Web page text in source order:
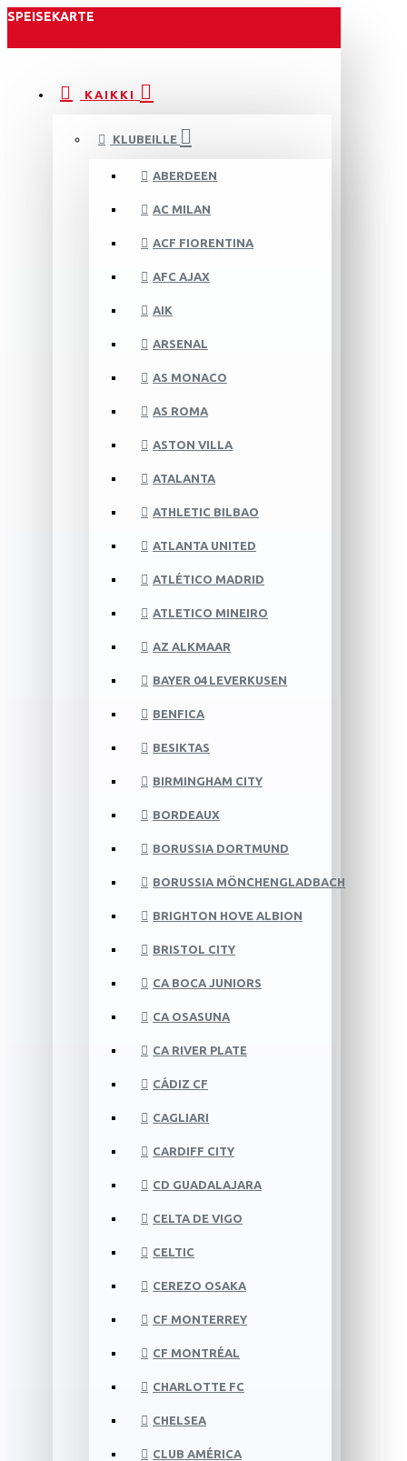
SPEISEKARTE
KAIKKI
KLUBEILLE
ABERDEEN
AC MILAN
ACF FIORENTINA
AFC AJAX
AIK
ARSENAL
AS MONACO
AS ROMA
ASTON VILLA
ATALANTA
ATHLETIC BILBAO
ATLANTA UNITED
ATLÉTICO MADRID
ATLETICO MINEIRO
AZ ALKMAAR
BAYER 04 LEVERKUSEN
BENFICA
BESIKTAS
BIRMINGHAM CITY
BORDEAUX
BORUSSIA DORTMUND
BORUSSIA MÖNCHENGLADBACH
BRIGHTON HOVE ALBION
BRISTOL CITY
CA BOCA JUNIORS
CA OSASUNA
CA RIVER PLATE
CÁDIZ CF
CAGLIARI
CARDIFF CITY
CD GUADALAJARA
CELTA DE VIGO
CELTIC
CEREZO OSAKA
CF MONTERREY
CF MONTRÉAL
CHARLOTTE FC
CHELSEA
CLUB AMÉRICA